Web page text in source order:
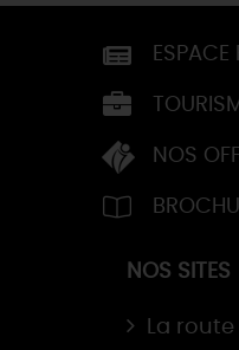
ESPACE
NOS
NOS SITES
La route